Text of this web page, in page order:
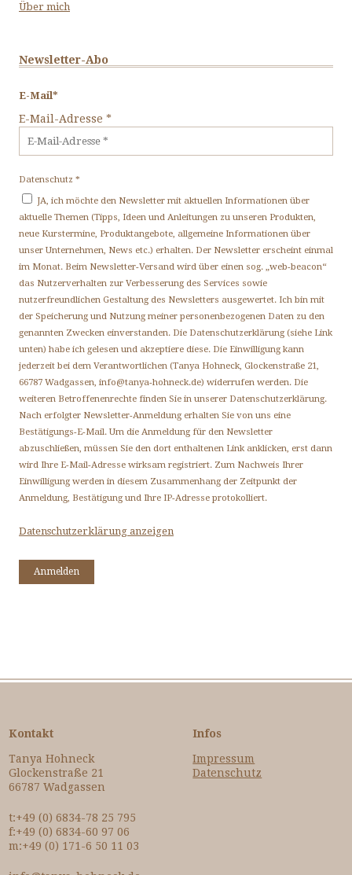
Über mich
Newsletter-Abo
E-Mail*
E-Mail-Adresse *
Datenschutz *
JA, ich möchte den Newsletter mit aktuellen Informationen über
aktuelle Themen (Tipps, Ideen und Anleitungen zu unseren Produkten,
neue Kurstermine, Produktangebote, allgemeine Informationen über
unser Unternehmen, News etc.) erhalten. Der Newsletter erscheint einmal
im Monat. Beim Newsletter-Versand wird über einen sog. „web-beacon“
das Nutzerverhalten zur Verbesserung des Services sowie
nutzerfreundlichen Gestaltung des Newsletters ausgewertet. Ich bin mit
der Speicherung und Nutzung meiner personenbezogenen Daten zu den
genannten Zwecken einverstanden. Die Datenschutzerklärung (siehe Link
unten) habe ich gelesen und akzeptiere diese. Die Einwilligung kann
jederzeit bei dem Verantwortlichen (Tanya Hohneck, Glockenstraße 21,
66787 Wadgassen, info@tanya-hohneck.de) widerrufen werden. Die
weiteren Betroffenenrechte finden Sie in unserer Datenschutzerklärung.
Nach erfolgter Newsletter-Anmeldung erhalten Sie von uns eine
Bestätigungs-E-Mail. Um die Anmeldung für den Newsletter
abzuschließen, müssen Sie den dort enthaltenen Link anklicken, erst dann
wird Ihre E-Mail-Adresse wirksam registriert. Zum Nachweis Ihrer
Einwilligung werden in diesem Zusammenhang der Zeitpunkt der
Anmeldung, Bestätigung und Ihre IP-Adresse protokolliert.
Datenschutzerklärung anzeigen
Kontakt
Tanya Hohneck
Glockenstraße 21
66787 Wadgassen
t:+49 (0) 6834-78 25 795
f:+49 (0) 6834-60 97 06
m:+49 (0) 171-6 50 11 03
Infos
Impressum
Datenschutz